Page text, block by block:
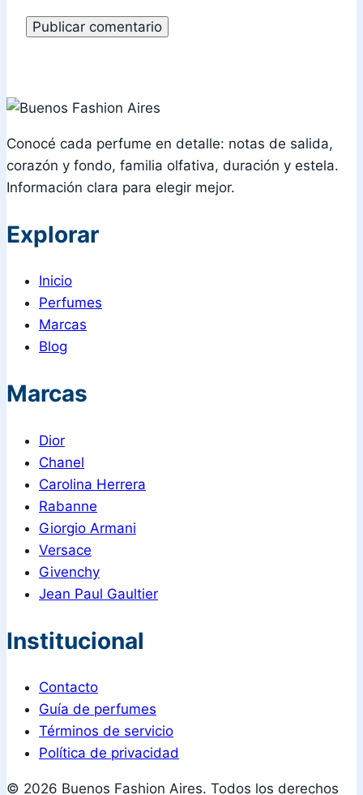
Conocé cada perfume en detalle: notas de salida,
corazón y fondo, familia olfativa, duración y estela.
Información clara para elegir mejor.
Explorar
Inicio
Perfumes
Marcas
Blog
Marcas
Dior
Chanel
Carolina Herrera
Rabanne
Giorgio Armani
Versace
Givenchy
Jean Paul Gaultier
Institucional
Contacto
Guía de perfumes
Términos de servicio
Política de privacidad
© 2026 Buenos Fashion Aires. Todos los derechos